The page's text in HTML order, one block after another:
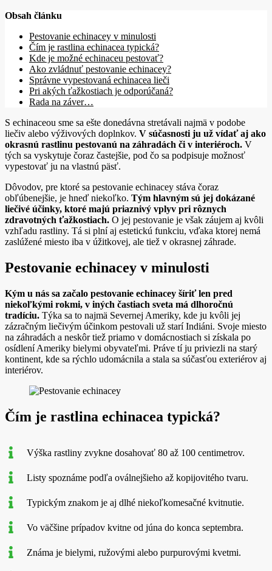
Obsah článku
Pestovanie echinacey v minulosti
Čím je rastlina echinacea typická?
Kde je možné echinaceu pestovať?
Ako zvládnuť pestovanie echinacey?
Správne vypestovaná echinacea lieči
Pri akých ťažkostiach je odporúčaná?
Rada na záver…
S echinaceou sme sa ešte donedávna stretávali najmä v podobe
liečiv alebo výživových doplnkov. V súčasnosti ju už vídať aj ako
okrasnú rastlinu pestovanú na záhradách či v interiéroch. V
tých sa vyskytuje čoraz častejšie, pod čo sa podpisuje možnosť
vypestovať ju na vlastnú päsť.
Dôvodov, pre ktoré sa pestovanie echinacey stáva čoraz
obľúbenejšie, je hneď niekoľko. Tým hlavným sú jej dokázané
liečivé účinky, ktoré majú priaznivý vplyv pri rôznych
zdravotných ťažkostiach. O jej pestovanie je však záujem aj kvôli
vzhľadu rastliny. Tá si plní aj estetickú funkciu, vďaka ktorej nemá
zaslúžené miesto iba v úžitkovej, ale tiež v okrasnej záhrade.
Pestovanie echinacey v minulosti
Kým u nás sa začalo pestovanie echinacey šíriť len pred
niekoľkými rokmi, v iných častiach sveta má dlhoročnú
tradíciu. Týka sa to najmä Severnej Ameriky, kde ju kvôli jej
zázračným liečivým účinkom pestovali už starí Indiáni. Svoje miesto
na záhradách a neskôr tiež priamo v domácnostiach si získala po
osídlení Ameriky bielymi obyvateľmi. Práve tí ju priviezli na starý
kontinent, kde sa rýchlo udomácnila a stala sa súčasťou exteriérov aj
interiérov.
Čím je rastlina echinacea typická?
Výška rastliny zvykne dosahovať 80 až 100 centimetrov.
Listy spoznáme podľa oválnejšieho až kopijovitého tvaru.
Typickým znakom je aj dlhé niekoľkomesačné kvitnutie.
Vo väčšine prípadov kvitne od júna do konca septembra.
Známa je bielymi, ružovými alebo purpurovými kvetmi.